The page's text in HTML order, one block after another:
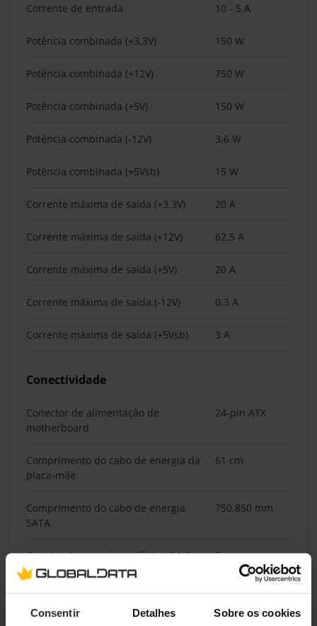
Consentir Detalhes Sobre os cookies
Corrente de entrada 10 - 5 A
Potência combinada (+3,3V) 150 W
Potência combinada (+12V) 750 W
Potência combinada (+5V) 150 W
Potência combinada (-12V) 3,6 W
Potência combinada (+5Vsb) 15 W
Corrente máxima de saída (+3,3V) 20 A
Corrente máxima de saída (+12V) 62,5 A
Corrente máxima de saída (+5V) 20 A
Corrente máxima de saída (-12V) 0,3 A
Corrente máxima de saída (+5Vsb) 3 A
Conectividade
Conector de alimentação de
motherboard
24-pin ATX
Comprimento do cabo de energia da
placa-mãe
61 cm
Comprimento do cabo de energia
SATA
750,850 mm
Conetor de energia periférico (Molex)
(4 pinos)
5
periférico (Molex)